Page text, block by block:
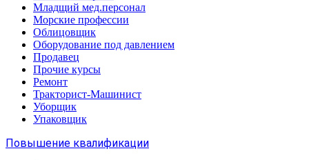
Младщий мед.персонал
Морские профессии
Облицовщик
Оборудование под давлением
Продавец
Прочие курсы
Ремонт
Тракторист-Машинист
Уборщик
Упаковщик
Повышение квалификации